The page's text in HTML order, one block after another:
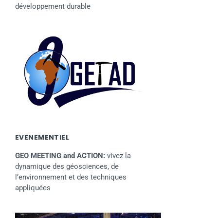
développement durable
EVENEMENTIEL
GEO MEETING and ACTION: vivez la
dynamique des géosciences, de
l’environnement et des techniques
appliquées